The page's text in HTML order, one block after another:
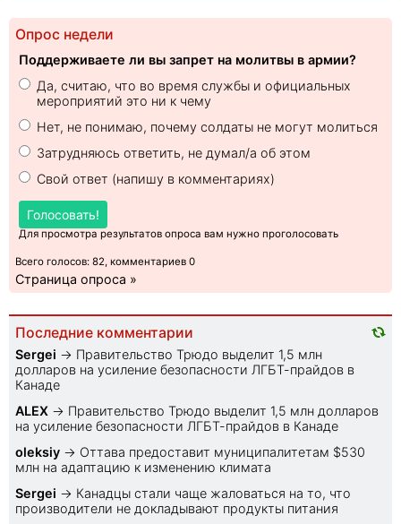
Опрос недели
Поддерживаете ли вы запрет на молитвы в армии?
Да, считаю, что во время службы и официальных
мероприятий это ни к чему
Нет, не понимаю, почему солдаты не могут молиться
Затрудняюсь ответить, не думал/а об этом
Свой ответ (напишу в комментариях)
Голосовать!
Для просмотра результатов опроса вам нужно проголосовать
Всего голосов: 82, комментариев 0
Страница опроса »
Последние комментарии
Sеrgei → Правительство Трюдо выделит 1,5 млн
долларов на усиление безопасности ЛГБТ-прайдов в
Канаде
ALEX → Правительство Трюдо выделит 1,5 млн долларов
на усиление безопасности ЛГБТ-прайдов в Канаде
oleksiy → Оттава предоставит муниципалитетам $530
млн на адаптацию к изменению климата
Sеrgei → Канадцы стали чаще жаловаться на то, что
производители не докладывают продукты питания